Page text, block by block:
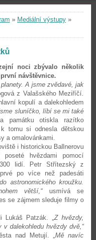
» Mediální výstupy »
noci zbývalo několik
návštěvnice.
A jsme zvědavé, jak
z Valašského Meziříčí.
kopulí a dalekohledem
sluníčko, líbí se mi také
památku otiskla razítko
k tomu si odnesla dětskou
a omalovánkami.
i historickou Ballnerovu
hvězdami pomocí
lidí. Petr Střítezský z
po více než padesáti
astronomického kroužku.
větší,“ usmívá se
se zájmem sleduje filmy o
Lukáš Patzák. „Z hvězdy,
dalekohledu hvězdy dvě,“
nad Metují. „Mě navíc